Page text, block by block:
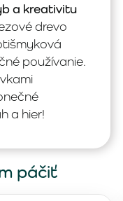
a kreativitu
drevo
používanie.
a hier!
páčiť